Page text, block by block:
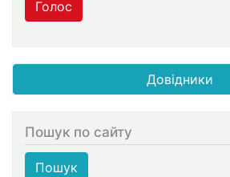
Голос
Довідники
Пошук по сайту
Пошук